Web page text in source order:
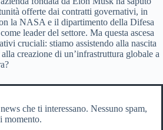
offerte dai contratti governativi, in
la NASA e il dipartimento della Difesa
leader del settore. Ma questa ascesa
cruciali: stiamo assistendo alla nascita
creazione di un’infrastruttura globale a
che ti interessano. Nessuno spam,
momento.